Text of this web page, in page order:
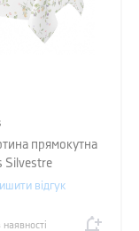
прямокутна
Silvestre
розмір
відгук